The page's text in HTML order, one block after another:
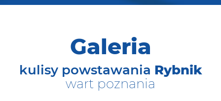
Galeria
kulisy powstawania Rybnik
wart poznania